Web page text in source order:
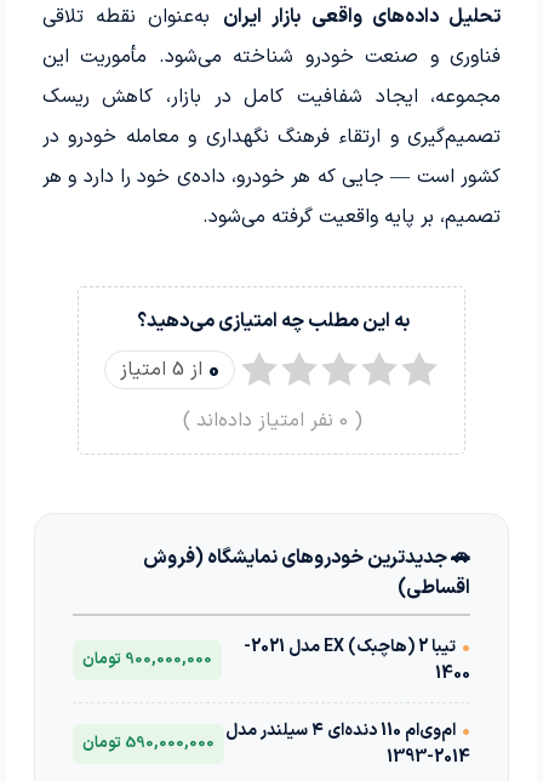
تحلیل داده‌های واقعی بازار ایران به‌عنوان نقطه تلاقی
فناوری و صنعت خودرو شناخته می‌شود. مأموریت این
مجموعه، ایجاد شفافیت کامل در بازار، کاهش ریسک
تصمیم‌گیری و ارتقاء فرهنگ نگهداری و معامله خودرو در
کشور است — جایی که هر خودرو، داده‌ی خود را دارد و هر
تصمیم، بر پایه واقعیت گرفته می‌شود.
به این مطلب چه امتیازی می‌دهید؟
0 از 5 امتیاز
(
0 نفر امتیاز داده‌اند )
🚗 جدیدترین خودروهای نمایشگاه (فروش
اقساطی)
•
تیبا 2 (هاچبک) EX مدل 2021-
1400
900,000,000 تومان
•
ام‌وی‌ام 110 دنده‌ای ۴ سیلندر مدل
2014-1393
590,000,000 تومان